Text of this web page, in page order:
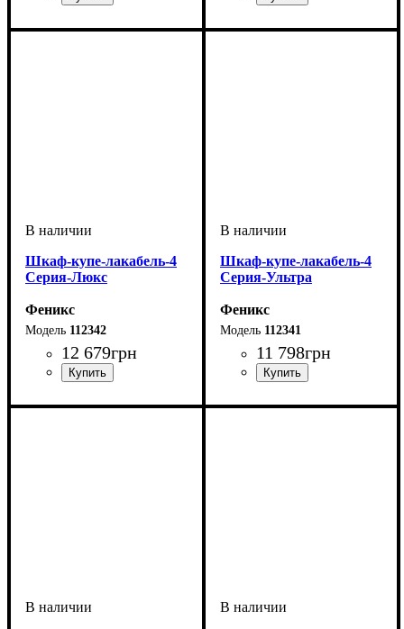
Шкаф-купе-лакабель-4
Серия-Люкс
Феникс
112342
12 679грн
Шкаф-купе-лакабель-4
Серия-Ультра
Феникс
112341
11 798грн